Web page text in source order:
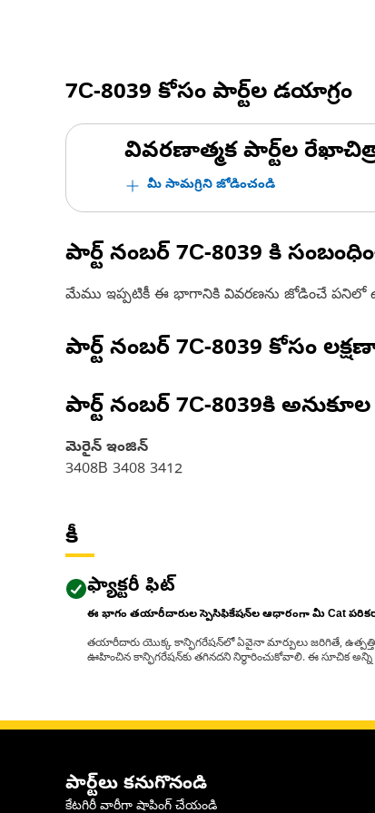
7C-8039 కోసం పార్ట్‌ల డయాగ్రం
వివరణాత్మక పార్ట్‌ల
మీ సామగ్రిని జోడించండి
పార్ట్ నంబర్ 7C-8039 కి
మేము ఇప్పటికీ ఈ భాగానికి వివరణను జోడించే పనిలో
పార్ట్ నంబర్ 7C-8039 కోసం
పార్ట్ నంబర్ 7C-8039కి
మెరైన్ ఇంజిన్‌
3408B 3408 3412
కీ
ఫ్యాక్టరీ ఫిట్
ఈ భాగం తయారీదారుల స్పెసిఫికేషన్‌ల ఆధారంగా మీ Cat
తయారీదారు యొక్క కాన్ఫిగరేషన్‌లో ఏవైనా మార్పులు జరిగితే, ఉత్పత్తి
ఊహించిన కాన్ఫిగరేషన్‌కు తగినదని నిర్ధారించుకోవాలి. ఈ సూచిక అన్ని
పార్ట్‌లు కనుగొనండి
కేటగిరీ వారీగా షాపింగ్ చేయండి